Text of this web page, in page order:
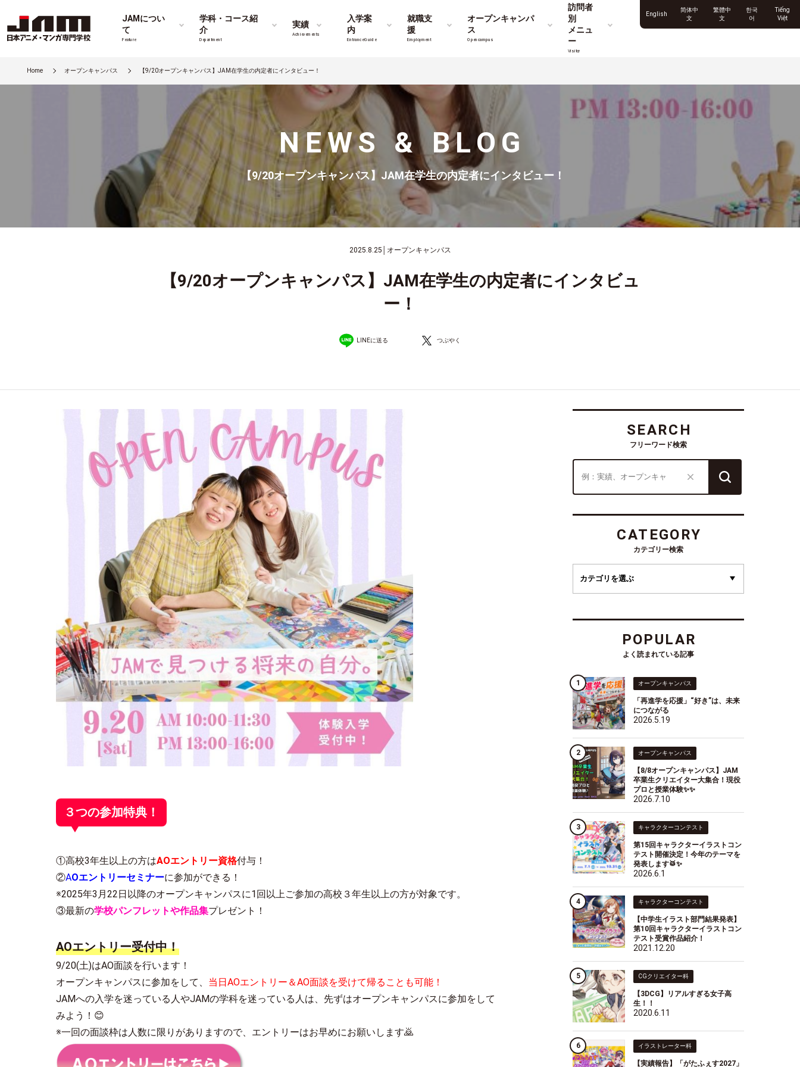
JAMについ
て
Feature
学科・コース紹
介
Department
実績
Achievements
入学案
内
Entrance Guide
就職支
援
Employment
オープンキャンパ
ス
Opencampus
訪問者
別
メニュ
ー
Visitor
English
简体中
文
繁體中
文
한국
어
Tiếng
Việt
Home オープンキャンパス 【9/20オープンキャンパス】JAM在学生の内定者にインタビュー！
NEWS & BLOG
【9/20オープンキャンパス】JAM在学生の内定者にインタビュー！
2025.8.25 オープンキャンパス
【9/20オープンキャンパス】JAM在学生の内定者にインタビュ
ー！
LINEに送る つぶやく
３つの参加特典！
①高校3年生以上の方はAOエントリー資格付与！
②AOエントリーセミナーに参加ができる！
※2025年3月22日以降のオープンキャンパスに1回以上ご参加の高校３年生以上の方が対象です。
③最新の学校パンフレットや作品集プレゼント！
AOエントリー受付中！
9/20(土)はAO面談を行います！
オープンキャンパスに参加をして、 当日AOエントリー＆AO面談を受けて帰ることも可能！
JAMへの入学を迷っている人やJAMの学科を迷っている人は、先ずはオープンキャンパスに参加をして
みよう！😊
※一回の面談枠は人数に限りがありますので、エントリーはお早めにお願いします🙇
SEARCH
フリーワード検索
CATEGORY
カテゴリー検索
POPULAR
よく読まれている記事
オープンキャンパス
「再進学を応援」“好き”は、未来
につながる
2026.5.19
オープンキャンパス
【8/8オープンキャンパス】JAM
卒業生クリエイター大集合！現役
プロと授業体験✨✨
2026.7.10
キャラクターコンテスト
第15回キャラクターイラストコン
テスト開催決定！今年のテーマを
発表します🥁✨
2026.6.1
キャラクターコンテスト
【中学生イラスト部門結果発表】
第10回キャラクターイラストコン
テスト受賞作品紹介！
2021.12.20
CGクリエイター科
【3DCG】リアルすぎる女子高
生！！
2020.6.11
イラストレーター科
【実績報告】「がたふぇす2027」